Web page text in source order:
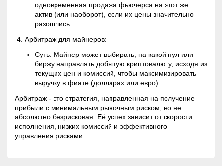
одновременная продажа фьючерса на этот же
актив (или наоборот), если их цены значительно
разошлись.
Арбитраж для майнеров:
Суть: Майнер может выбирать, на какой пул или
биржу направлять добытую криптовалюту, исходя из
текущих цен и комиссий, чтобы максимизировать
выручку в фиате (долларах или евро).
Арбитраж - это стратегия, направленная на получение
прибыли с минимальным рыночным риском, но не
абсолютно безрисковая. Её успех зависит от скорости
исполнения, низких комиссий и эффективного
управления рисками.